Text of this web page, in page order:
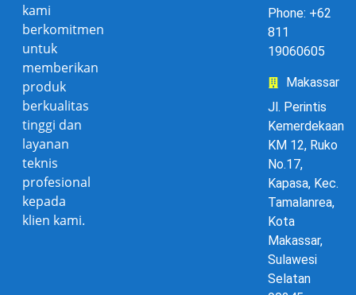
kami
berkomitmen
untuk
memberikan
produk
berkualitas
tinggi dan
layanan
teknis
profesional
kepada
klien kami.
Phone: +62
811
19060605
Makassar
Jl. Perintis
Kemerdekaan
KM 12, Ruko
No.17,
Kapasa, Kec.
Tamalanrea,
Kota
Makassar,
Sulawesi
Selatan